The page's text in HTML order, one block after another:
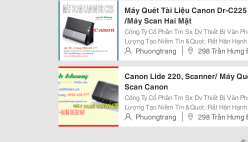
Máy Quét Tài Liệu Canon Dr-
/Máy Scan Hai Mặt
Công Ty Cổ Phần Tm Sx Dv Thiết Bị Văn Phòng
Lượng Tạo Niềm Tin &Quot; Rất Hân Hạnh Được Phục Vụ Quý Khách! Máy
Quét Tài Liệu Canon Dr-C225 /Máy Scan Canon
Liên Hệ Để Được Giá Tốt Nhất &Ndash;
Phuongtrang 298 Trần Hưng
Canon Lide 220, Scanner/ Máy
Scan Canon
Công Ty Cổ Phần Tm Sx Dv Thiết Bị Văn Phòng
Lượng Tạo Niềm Tin &Quot; Rất Hân Hạnh Được Phục Vụ Quý Khách! Miễn
Phí : Giao Hàng Tận Nơi. Hỗ Trợ: : Lắp Đặt, Hướng Dẫn Cách Sử Dụng Tận
Nơi. Đặc Biệt : Bảo Hành Tận
Phuongtrang 298 Trần Hưng